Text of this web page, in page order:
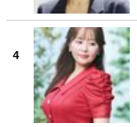
4